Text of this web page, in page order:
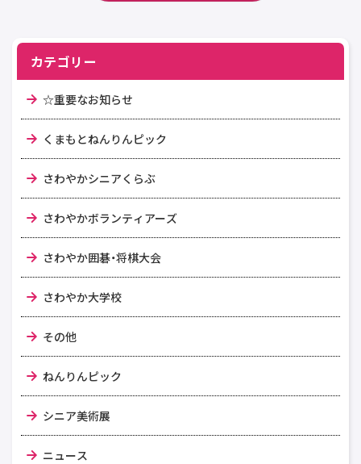
カテゴリー
☆重要なお知らせ
くまもとねんりんピック
さわやかシニアくらぶ
さわやかボランティアーズ
さわやか囲碁・将棋大会
さわやか大学校
その他
ねんりんピック
シニア美術展
ニュース